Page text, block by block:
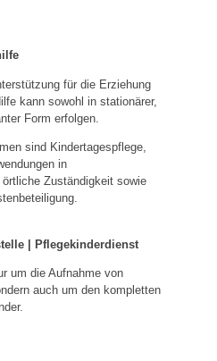
für die Erziehung
kann sowohl in stationärer,
Form erfolgen.
sind Kindertagespflege,
in
Zuständigkeit sowie
| Pflegekinderdienst
um die Aufnahme von
auch um den kompletten